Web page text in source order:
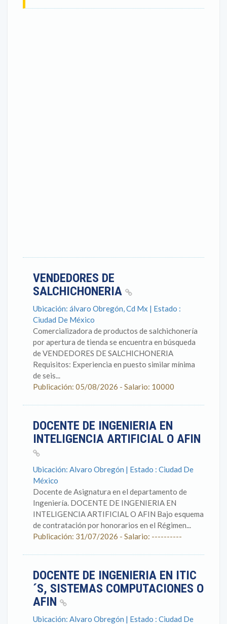
VENDEDORES DE
SALCHICHONERIA
Ubicación: álvaro Obregón, Cd Mx | Estado :
Ciudad De México
Comercializadora de productos de salchichonería
por apertura de tienda se encuentra en búsqueda
de VENDEDORES DE SALCHICHONERIA
Requisitos: Experiencia en puesto similar mínima
de seis...
Publicación: 05/08/2026 - Salario: 10000
DOCENTE DE INGENIERIA EN
INTELIGENCIA ARTIFICIAL O AFIN
Ubicación: Alvaro Obregón | Estado : Ciudad De
México
Docente de Asignatura en el departamento de
Ingeniería. DOCENTE DE INGENIERIA EN
INTELIGENCIA ARTIFICIAL O AFIN Bajo esquema
de contratación por honorarios en el Régimen...
Publicación: 31/07/2026 - Salario: ----------
DOCENTE DE INGENIERIA EN ITIC
´S, SISTEMAS COMPUTACIONES O
AFIN
Ubicación: Alvaro Obregón | Estado : Ciudad De